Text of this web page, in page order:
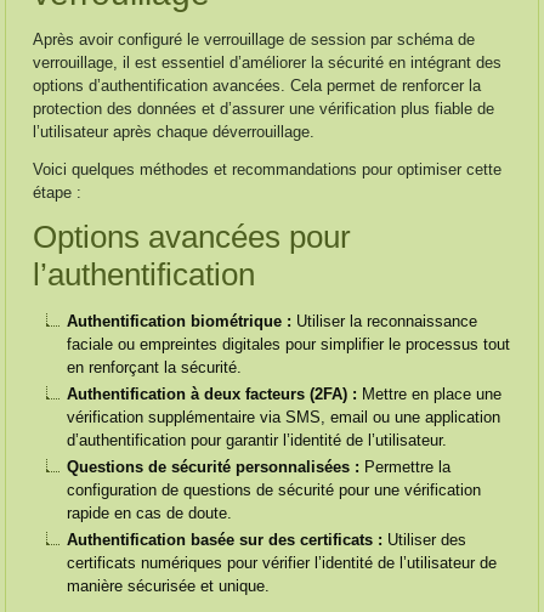
Après avoir configuré le verrouillage de session par schéma de
verrouillage, il est essentiel d’améliorer la sécurité en intégrant des
options d’authentification avancées. Cela permet de renforcer la
protection des données et d’assurer une vérification plus fiable de
l’utilisateur après chaque déverrouillage.
Voici quelques méthodes et recommandations pour optimiser cette
étape :
Options avancées pour
l’authentification
Authentification biométrique : Utiliser la reconnaissance
faciale ou empreintes digitales pour simplifier le processus tout
en renforçant la sécurité.
Authentification à deux facteurs (2FA) : Mettre en place une
vérification supplémentaire via SMS, email ou une application
d’authentification pour garantir l’identité de l’utilisateur.
Questions de sécurité personnalisées : Permettre la
configuration de questions de sécurité pour une vérification
rapide en cas de doute.
Authentification basée sur des certificats : Utiliser des
certificats numériques pour vérifier l’identité de l’utilisateur de
manière sécurisée et unique.